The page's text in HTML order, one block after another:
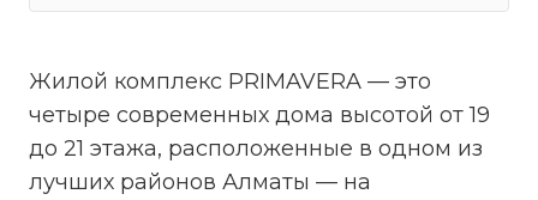
Жилой комплекс PRIMAVERA — это
четыре современных дома высотой от 19
до 21 этажа, расположенные в одном из
лучших районов Алматы — на